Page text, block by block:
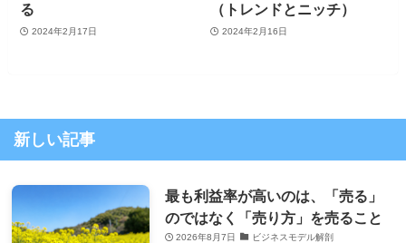
る
2024年2月17日
（トレンドとニッチ）
2024年2月16日
新しい記事
最も利益率が高いのは、「売る」
のではなく「売り方」を売ること
2026年8月7日 ビジネスモデル解剖